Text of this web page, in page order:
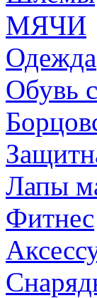
МЯЧИ
Одежда
Обувь
Лапы
Фитнес